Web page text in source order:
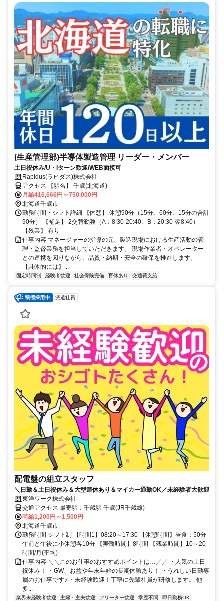
(生産管理部)半導体製造管理 リーダー・メンバー
土日祝休み/U・Iターン歓迎/WEB面接可
Rapidus(ラピダス)株式会社
アクセス 【駅名】 千歳(北海道)
月給416,666円～750,000円
北海道千歳市
勤務時間・シフト詳細 【休憩】 休憩90分（15分、60分、15分の合計
90分） 【補足】 2交替勤務（A：8:30-20:40、B：20:30-翌8:40）
【残業】 有り
仕事内容 マネージャーの指導の元、製造現場における生産活動の管
理・監督業務を担当していただきます。 現場作業者・オペレーター
との連携を図りながら、品質・納期・安全の確保を推進します。
【具体的には】...
固定時間制 経験者歓迎 社会保険完備 育休あり 交通費支給
派遣社員
配電盤の組立スタッフ
＼日勤＆土日祝休み＆大型連休あり＆マイカー通勤OK／未経験者大歓迎
東洋ワーク株式会社
交通アクセス 最寄駅：千歳駅 千歳(JR千歳線)
時給1,200円～1,500円
北海道千歳市
勤務時間 シフト制 【時間1】08:20～17:30 【休憩時間】昼食：50分
午前と午後に小休憩各10分 【実働時間】8時間 【残業時間】10～20
時間/月(平均)
仕事内容 ＼＼このお仕事のおすすめポイントは…／／ ・人気の土日
祝休み！ ・GW、お盆や年末年始の長期休暇あり！ ・うれしい日勤専
属のお仕事です♪ ・未経験歓迎！丁寧に先輩社員が研修します。 他
多...
業界未経験者歓迎 主婦・主夫歓迎 フリーター歓迎 学歴不問 即日勤務OK